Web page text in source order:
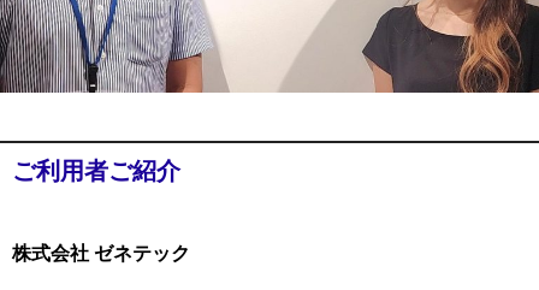
ご利用者ご紹介
株式会社 ゼネテック